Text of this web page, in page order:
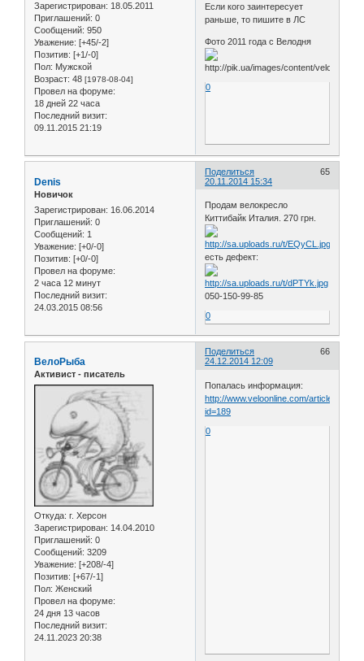
Зарегистрирован: 18.05.2011
Приглашений: 0
Сообщений: 950
Уважение: [+45/-2]
Позитив: [+1/-0]
Пол: Мужской
Возраст: 48 [1978-08-04]
Провел на форуме:
18 дней 22 часа
Последний визит:
09.11.2015 21:19
Если кого заинтересует
раньше, то пишите в ЛС
Фото 2011 года с Велодня
0
Поделиться
65
20.11.2014 15:34
Denis
Новичок
Зарегистрирован: 16.06.2014
Приглашений: 0
Сообщений: 1
Уважение: [+0/-0]
Позитив: [+0/-0]
Провел на форуме:
2 часа 12 минут
Последний визит:
24.03.2015 08:56
Продам велокресло
Киттибайк Италия. 270 грн.
есть дефект:
050-150-99-85
0
Поделиться
66
24.12.2014 12:09
ВелоРыба
Активист - писатель
Откуда: г. Херсон
Зарегистрирован: 14.04.2010
Приглашений: 0
Сообщений: 3209
Уважение: [+208/-4]
Позитив: [+67/-1]
Пол: Женский
Провел на форуме:
24 дня 13 часов
Последний визит:
24.11.2023 20:38
Попалась информация:
http://www.veloonline.com/
id=189
0